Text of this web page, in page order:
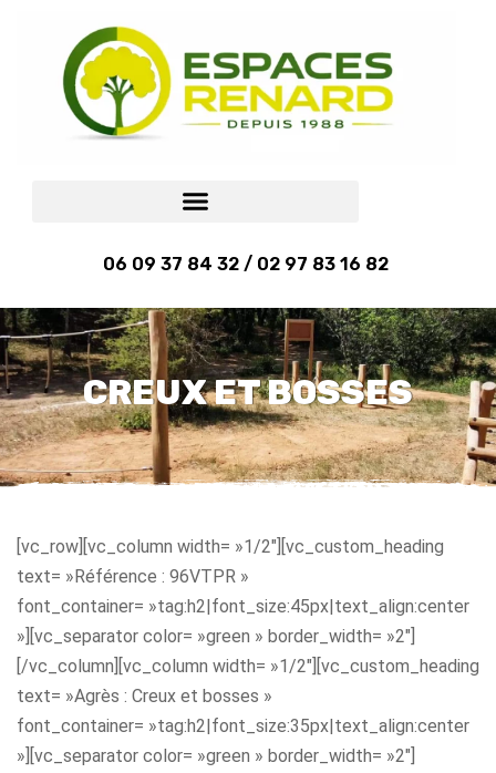
06 09 37 84 32 / 02 97 83 16 82
CREUX ET BOSSES
[vc_row][vc_column width= »1/2″][vc_custom_heading
text= »Référence : 96VTPR »
font_container= »tag:h2|font_size:45px|text_align:center
»][vc_separator color= »green » border_width= »2″]
[/vc_column][vc_column width= »1/2″][vc_custom_heading
text= »Agrès : Creux et bosses »
font_container= »tag:h2|font_size:35px|text_align:center
»][vc_separator color= »green » border_width= »2″]